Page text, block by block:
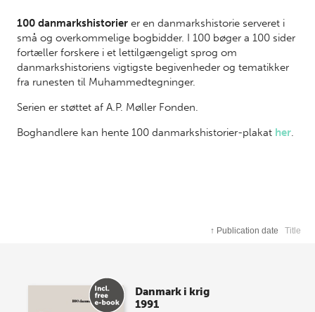
100 danmarkshistorier er en danmarkshistorie serveret i
små og overkommelige bogbidder. I 100 bøger a 100 sider
fortæller forskere i et lettilgængeligt sprog om
danmarkshistoriens vigtigste begivenheder og tematikker
fra runesten til Muhammedtegninger.
Serien er støttet af A.P. Møller Fonden.
Boghandlere kan hente 100 danmarkshistorier-plakat her.
↑ Publication date Title
Danmark i krig
1991